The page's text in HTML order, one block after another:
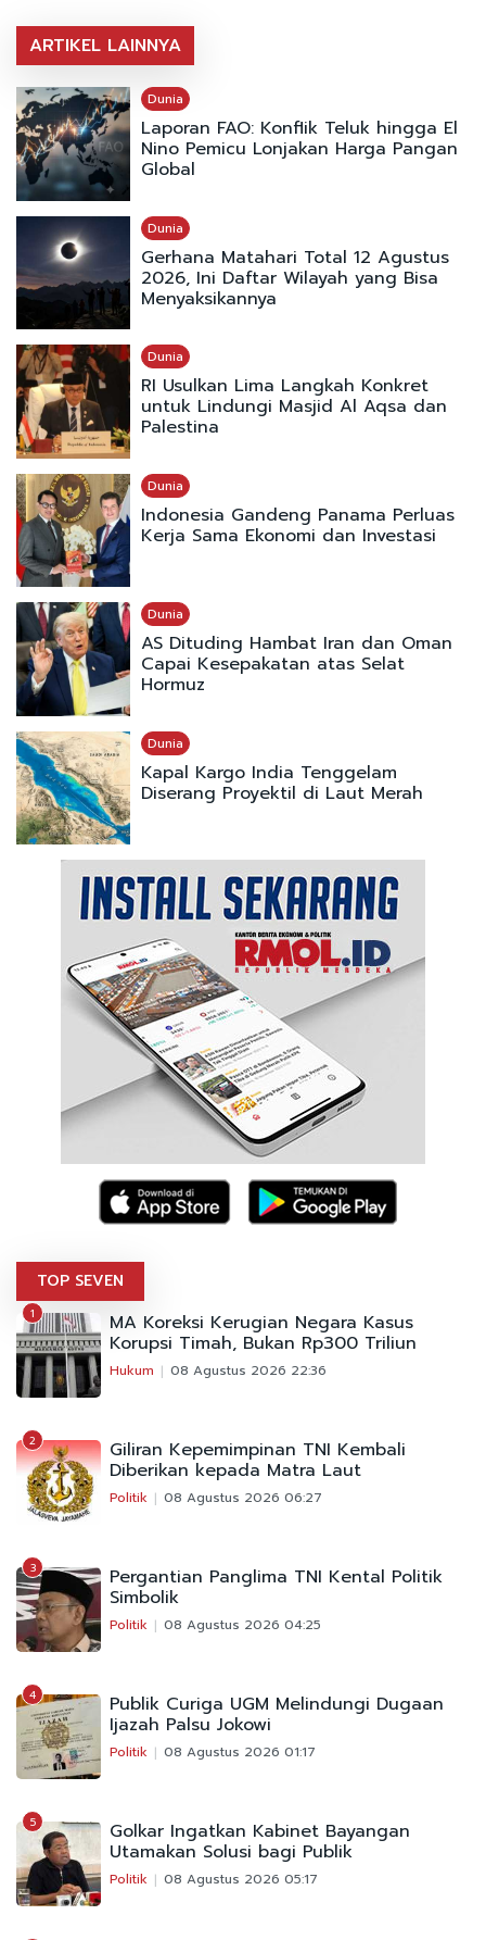
ARTIKEL LAINNYA
Dunia
Laporan FAO: Konflik Teluk hingga El
Nino Pemicu Lonjakan Harga Pangan
Global
Dunia
Gerhana Matahari Total 12 Agustus
2026, Ini Daftar Wilayah yang Bisa
Menyaksikannya
Dunia
RI Usulkan Lima Langkah Konkret
untuk Lindungi Masjid Al Aqsa dan
Palestina
Dunia
Indonesia Gandeng Panama Perluas
Kerja Sama Ekonomi dan Investasi
Dunia
AS Dituding Hambat Iran dan Oman
Capai Kesepakatan atas Selat
Hormuz
Dunia
Kapal Kargo India Tenggelam
Diserang Proyektil di Laut Merah
TOP SEVEN
1 MA Koreksi Kerugian Negara Kasus
Korupsi Timah, Bukan Rp300 Triliun
Hukum 08 Agustus 2026 22:36
2 Giliran Kepemimpinan TNI Kembali
Diberikan kepada Matra Laut
Politik 08 Agustus 2026 06:27
3 Pergantian Panglima TNI Kental Politik
Simbolik
Politik 08 Agustus 2026 04:25
4 Publik Curiga UGM Melindungi Dugaan
Ijazah Palsu Jokowi
Politik 08 Agustus 2026 01:17
5 Golkar Ingatkan Kabinet Bayangan
Utamakan Solusi bagi Publik
Politik 08 Agustus 2026 05:17